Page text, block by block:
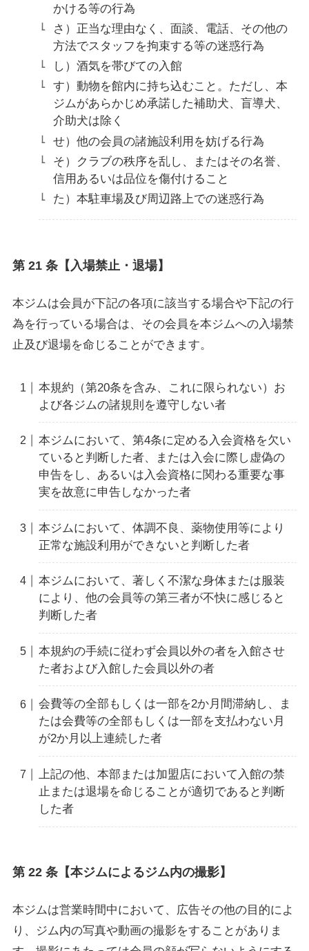
かける等の行為
さ）正当な理由なく、面談、電話、その他の
方法でスタッフを拘束する等の迷惑行為
し）酒気を帯びての入館
す）動物を館内に持ち込むこと。ただし、本
ジムがあらかじめ承諾した補助犬、盲導犬、
介助犬は除く
せ）他の会員の諸施設利用を妨げる行為
そ）クラブの秩序を乱し、またはその名誉、
信用あるいは品位を傷付けること
た）本駐車場及び周辺路上での迷惑行為
第 21 条【入場禁止・退場】
本ジムは会員が下記の各項に該当する場合や下記の行
為を行っている場合は、その会員を本ジムへの入場禁
止及び退場を命じることができます。
本規約（第20条を含み、これに限られない）お
よび各ジムの諸規則を遵守しない者
本ジムにおいて、第4条に定める入会資格を欠い
ていると判断した者、または入会に際し虚偽の
申告をし、あるいは入会資格に関わる重要な事
実を故意に申告しなかった者
本ジムにおいて、体調不良、薬物使用等により
正常な施設利用ができないと判断した者
本ジムにおいて、著しく不潔な身体または服装
により、他の会員等の第三者が不快に感じると
判断した者
本規約の手続に従わず会員以外の者を入館させ
た者および入館した会員以外の者
会費等の全部もしくは一部を2か月間滞納し、ま
たは会費等の全部もしくは一部を支払わない月
が2か月以上連続した者
上記の他、本部または加盟店において入館の禁
止または退場を命じることが適切であると判断
した者
第 22 条【本ジムによるジム内の撮影】
本ジムは営業時間中において、広告その他の目的によ
り、ジム内の写真や動画の撮影をすることがありま